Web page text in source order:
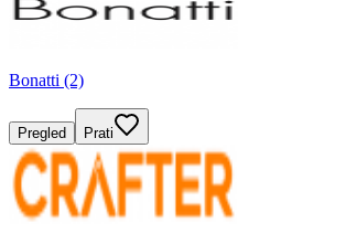
Bonatti (2)
Pregled Prati